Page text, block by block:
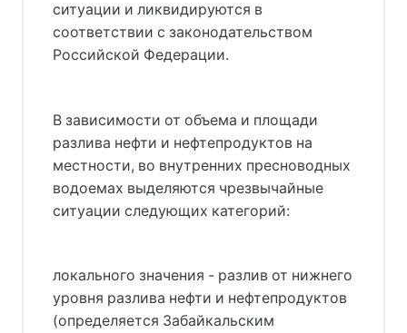
ситуации и ликвидируются в
соответствии с законодательством
Российской Федерации.
В зависимости от объема и площади
разлива нефти и нефтепродуктов на
местности, во внутренних пресноводных
водоемах выделяются чрезвычайные
ситуации следующих категорий:
локального значения - разлив от нижнего
уровня разлива нефти и нефтепродуктов
(определяется Забайкальским